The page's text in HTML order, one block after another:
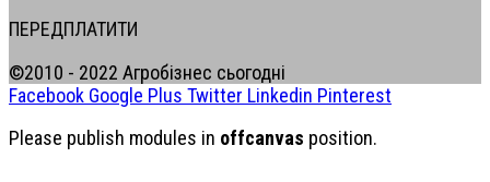
ПЕРЕДПЛАТИТИ
©2010 - 2022 Агробізнес сьогодні
Facebook Google Plus Twitter Linkedin Pinterest
Please publish modules in offcanvas position.